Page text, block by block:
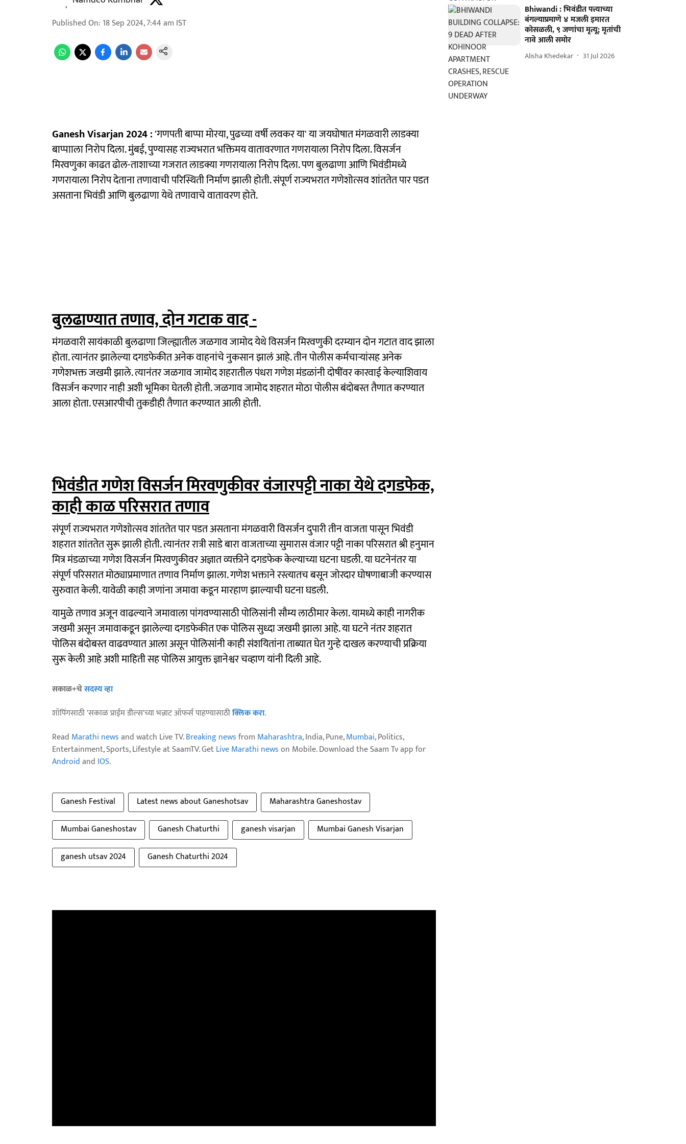
Published On: 18 Sep 2024, 7:44 am IST
Ganesh Visarjan 2024 :'गणपती बाप्पा मोरया, पुढच्या वर्षी लवकर या' या जयघोषात मंगळवारी लाडक्या
बाप्पााला निरोप दिला. मुंबई, पुण्यासह राज्यभरात भक्तिमय वातावरणात गणरायाला निरोप दिला. विसर्जन
मिरवणुका काढत ढोल-ताशाच्या गजरात लाडक्या गणरायाला निरोप दिला. पण बुलढाणा आणि भिवंडीमध्ये
गणरायाला निरोप देताना तणावाची परिस्थिती निर्माण झाली होती. संपूर्ण राज्यभरात गणेशोत्सव शांततेत पार पडत
असताना भिवंडी आणि बुलढाणा येथे तणावाचे वातावरण होते.
बुलढाण्यात तणाव, दोन गटाक वाद -
मंगळवारी सायंकाळी बुलढाणा जिल्ह्यातील जळगाव जामोद येथे विसर्जन मिरवणुकी दरम्यान दोन गटात वाद झाला
होता. त्यानंतर झालेल्या दगडफेकीत अनेक वाहनांचे नुकसान झालं आहे. तीन पोलीस कर्मचाऱ्यांसह अनेक
गणेशभक्त जखमी झाले. त्यानंतर जळगाव जामोद शहरातील पंधरा गणेश मंडळांनी दोषींवर कारवाई केल्याशिवाय
विसर्जन करणार नाही अशी भूमिका घेतली होती. जळगाव जामोद शहरात मोठा पोलीस बंदोबस्त तैणात करण्यात
आला होता. एसआरपीची तुकडीही तैणात करण्यात आली होती.
भिवंडीत गणेश विसर्जन मिरवणुकीवर वंजारपट्टी नाका येथे दगडफेक,
काही काळ परिसरात तणाव
संपूर्ण राज्यभरात गणेशोत्सव शांततेत पार पडत असताना मंगळवारी विसर्जन दुपारी तीन वाजता पासून भिवंडी
शहरात शांततेत सुरू झाली होती. त्यानंतर रात्री साडे बारा वाजताच्या सुमारास वंजार पट्टी नाका परिसरात श्री हनुमान
मित्र मंडळाच्या गणेश विसर्जन मिरवणुकीवर अज्ञात व्यक्तीने दगडफेक केल्याच्या घटना घडली. या घटनेनंतर या
संपूर्ण परिसरात मोठ्याप्रमाणात तणाव निर्माण झाला. गणेश भक्ताने रस्त्यातच बसून जोरदार घोषणाबाजी करण्यास
सुरुवात केली. यावेळी काही जणांना जमावा कडून मारहाण झाल्याची घटना घडली.
यामुळे तणाव अजून वाढल्याने जमावाला पांगवण्यासाठी पोलिसांनी सौम्य लाठीमार केला. यामध्ये काही नागरीक
जखमी असून जमावाकडून झालेल्या दगडफेकीत एक पोलिस सुध्दा जखमी झाला आहे. या घटने नंतर शहरात
पोलिस बंदोबस्त वाढवण्यात आला असून पोलिसांनी काही संशयितांना ताब्यात घेत गुन्हे दाखल करण्याची प्रक्रिया
सुरू केली आहे अशी माहिती सह पोलिस आयुक्त ज्ञानेश्वर चव्हाण यांनी दिली आहे.
सकाळ+चेसदस्य व्हा
शॉपिंगसाठी 'सकाळ प्राईम डील्स'च्या भन्नाट ऑफर्स पाहण्यासाठीक्लिक करा.
Read Marathi newsand watch Live TV.Breaking newsfrom Maharashtra, India, Pune,Mumbai, Politics,
Entertainment, Sports, Lifestyle at SaamTV. GetLive Marathi newson Mobile. Download the Saam Tv app for
Androidand IOS.
Ganesh Festival Latest news about Ganeshotsav
Maharashtra Ganeshostav
Mumbai Ganeshostav
Ganesh Chaturthi ganesh visarjan
Mumbai Ganesh Visarjan
ganesh utsav 2024
Ganesh Chaturthi 2024
Bhiwandi : भिवंडीत पत्त्याच्या
बंगल्याप्रमाणे ४ मजली इमारत
कोसळली, ९ जणांचा मृत्यू; मृतांची
नावे आली समोर
Alisha Khedekar 31 Jul 2026